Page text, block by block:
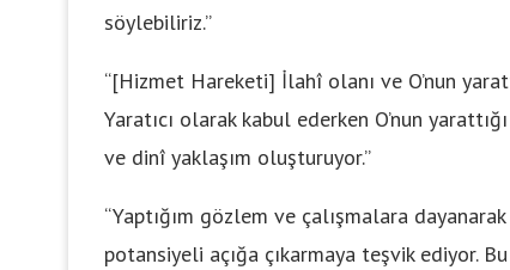
söylebiliriz.”
“[Hizmet Hareketi] İlahî olanı ve O’nun
Yaratıcı olarak kabul ederken O’nun
ve dinî yaklaşım oluşturuyor.”
“Yaptığım gözlem ve çalışmalara
potansiyeli açığa çıkarmaya teşvik ediyor.